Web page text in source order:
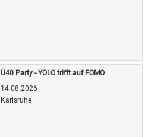
Ü40 Party - YOLO trifft auf FOMO
14.08.2026
Karlsruhe